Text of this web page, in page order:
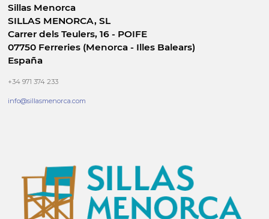
Sillas Menorca
SILLAS MENORCA, SL
Carrer dels Teulers, 16 - POIFE
07750 Ferreries (Menorca - Illes Balears)
España
+34 971 374 233
info@sillasmenorca.com